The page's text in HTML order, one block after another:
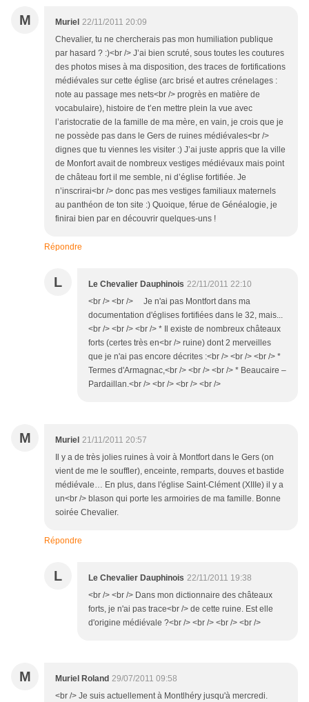
M Muriel 22/11/2011 20:09
Chevalier, tu ne chercherais pas mon humiliation publique
par hasard ? :)<br /> J’ai bien scruté, sous toutes les coutures
des photos mises à ma disposition, des traces de fortifications
médiévales sur cette église (arc brisé et autres crénelages :
note au passage mes nets<br /> progrès en matière de
vocabulaire), histoire de t’en mettre plein la vue avec
l’aristocratie de la famille de ma mère, en vain, je crois que je
ne possède pas dans le Gers de ruines médiévales<br />
dignes que tu viennes les visiter :) J’ai juste appris que la ville
de Monfort avait de nombreux vestiges médiévaux mais point
de château fort il me semble, ni d’église fortifiée. Je
n’inscrirai<br /> donc pas mes vestiges familiaux maternels
au panthéon de ton site :) Quoique, férue de Généalogie, je
finirai bien par en découvrir quelques-uns !
Répondre
L Le Chevalier Dauphinois 22/11/2011 22:10
<br /> <br /> Je n'ai pas Montfort dans ma
documentation d'églises fortifiées dans le 32, mais...
<br /> <br /> <br /> * Il existe de nombreux châteaux
forts (certes très en<br /> ruine) dont 2 merveilles
que je n'ai pas encore décrites :<br /> <br /> <br /> *
Termes d'Armagnac,<br /> <br /> <br /> * Beaucaire –
Pardaillan.<br /> <br /> <br /> <br />
M Muriel 21/11/2011 20:57
Il y a de très jolies ruines à voir à Montfort dans le Gers (on
vient de me le souffler), enceinte, remparts, douves et bastide
médiévale… En plus, dans l'église Saint-Clément (XIIIe) il y a
un<br /> blason qui porte les armoiries de ma famille. Bonne
soirée Chevalier.
Répondre
L Le Chevalier Dauphinois 22/11/2011 19:38
<br /> <br /> Dans mon dictionnaire des châteaux
forts, je n'ai pas trace<br /> de cette ruine. Est elle
d'origine médiévale ?<br /> <br /> <br /> <br />
M Muriel Roland 29/07/2011 09:58
<br /> Je suis actuellement à Montlhéry jusqu'à mercredi.